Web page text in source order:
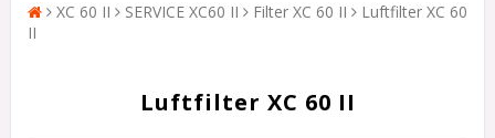
XC 60 II SERVICE XC60 II Filter XC 60 II
Luftfilter XC 60
II
Luftfilter XC 60 II